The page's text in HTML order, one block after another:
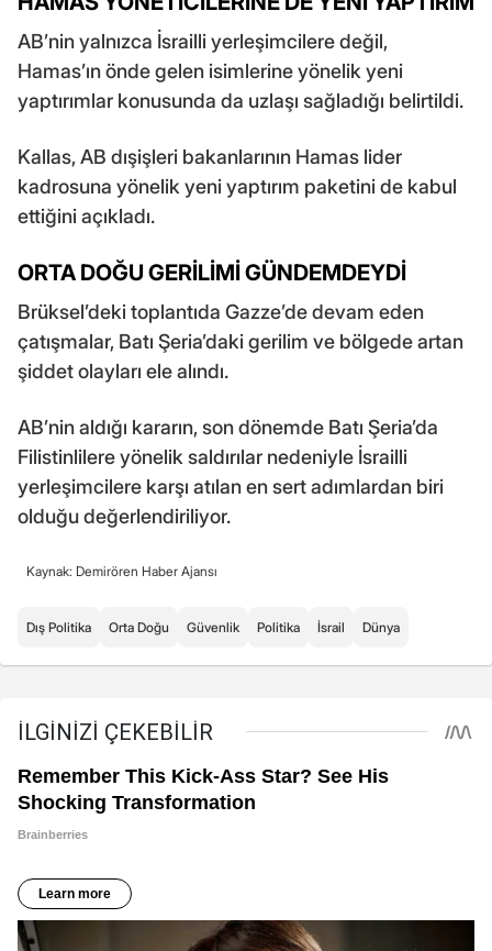
AB’nin yalnızca İsrailli yerleşimcilere değil,
Hamas’ın önde gelen isimlerine yönelik yeni
yaptırımlar konusunda da uzlaşı sağladığı belirtildi.
Kallas, AB dışişleri bakanlarının Hamas lider
kadrosuna yönelik yeni yaptırım paketini de kabul
ettiğini açıkladı.
ORTA DOĞU GERİLİMİ GÜNDEMDEYDİ
Brüksel’deki toplantıda Gazze’de devam eden
çatışmalar, Batı Şeria’daki gerilim ve bölgede artan
şiddet olayları ele alındı.
AB’nin aldığı kararın, son dönemde Batı Şeria’da
Filistinlilere yönelik saldırılar nedeniyle İsrailli
yerleşimcilere karşı atılan en sert adımlardan biri
olduğu değerlendiriliyor.
Kaynak: Demirören Haber Ajansı
Dış Politika Orta Doğu Güvenlik Politika İsrail Dünya